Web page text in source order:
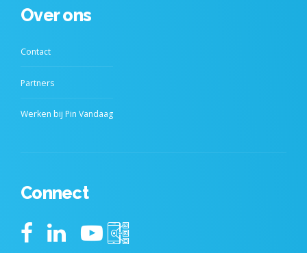
Over ons
Contact
Partners
Werken bij Pin Vandaag
Connect